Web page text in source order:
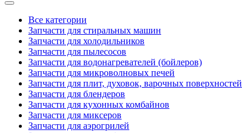
Все категории
Запчасти для стиральных машин
Запчасти для холодильников
Запчасти для пылесосов
Запчасти для водонагревателей (бойлеров)
Запчасти для микроволновых печей
Запчасти для плит, духовок, варочных поверхностей
Запчасти для блендеров
Запчасти для кухонных комбайнов
Запчасти для миксеров
Запчасти для аэрогрилей